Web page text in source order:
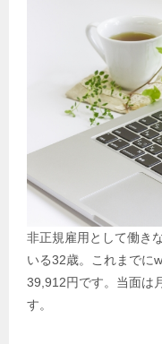
非正規雇用として働き
いる32歳。これまでに
39,912円です。当面は
す。